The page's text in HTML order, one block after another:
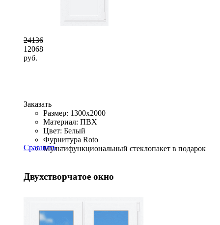
24136
12068
руб.
Заказать
Размер: 1300x2000
Материал: ПВХ
Цвет: Белый
Фурнитура Roto
Мультифункциональный стеклопакет в подарок
Сравнить
Двухстворчатое окно